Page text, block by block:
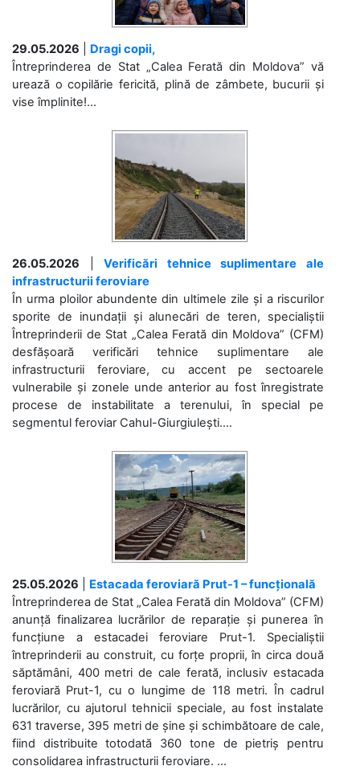
29.05.2026
Dragi copii,
Întreprinderea de Stat „Calea Ferată din Moldova” vă
urează o copilărie fericită, plină de zâmbete, bucurii și
vise împlinite!...
26.05.2026 |Verificări tehnice suplimentare ale
infrastructurii feroviare
În urma ploilor abundente din ultimele zile și a riscurilor
sporite de inundații și alunecări de teren, specialiștii
Întreprinderii de Stat „Calea Ferată din Moldova” (CFM)
desfășoară verificări tehnice suplimentare ale
infrastructurii feroviare, cu accent pe sectoarele
vulnerabile și zonele unde anterior au fost înregistrate
procese de instabilitate a terenului, în special pe
segmentul feroviar Cahul-Giurgiulești....
25.05.2026
Estacada feroviară Prut-1 – funcțională
Întreprinderea de Stat „Calea Ferată din Moldova” (CFM)
anunță finalizarea lucrărilor de reparație și punerea în
funcțiune a estacadei feroviare Prut-1. Specialiștii
întreprinderii au construit, cu forțe proprii, în circa două
săptămâni, 400 metri de cale ferată, inclusiv estacada
feroviară Prut-1, cu o lungime de 118 metri. În cadrul
lucrărilor, cu ajutorul tehnicii speciale, au fost instalate
631 traverse, 395 metri de șine și schimbătoare de cale,
fiind distribuite totodată 360 tone de pietriș pentru
consolidarea infrastructurii feroviare. ...